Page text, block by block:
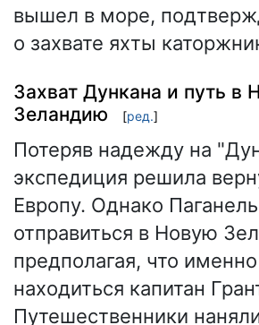
вышел в море,
о захвате яхты
Захват Дункана и путь в
Зеландию
[ред.]
Потеряв надежду на
экспедиция решила
Европу. Однако
отправиться в Новую
предполагая, что
находиться капитан
Путешественники